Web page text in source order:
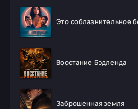
Это соблазнительное
Восстание Бэдленда
Заброшенная земля